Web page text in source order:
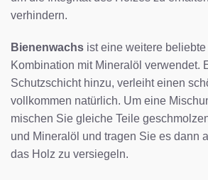
verhindern.
Bienenwachs ist eine weitere beliebte
Kombination mit Mineralöl verwendet.
Schutzschicht hinzu, verleiht einen
vollkommen natürlich. Um eine
mischen Sie gleiche Teile
und Mineralöl und tragen Sie es dann
das Holz zu versiegeln.